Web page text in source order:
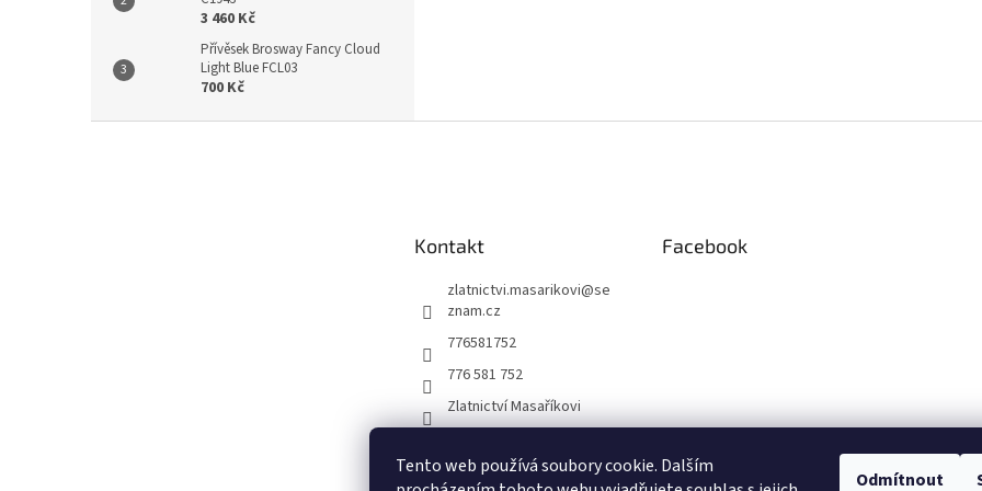
Tento web používá soubory cookie. Dalším
Odmítnout
3 460 Kč
Přívěsek Brosway Fancy Cloud
Light Blue FCL03
700 Kč
Kontakt
zlatnictvi.masarikovi@se
znam.cz
776581752
776 581 752
Zlatnictví Masaříkovi
Facebook
Formuláře